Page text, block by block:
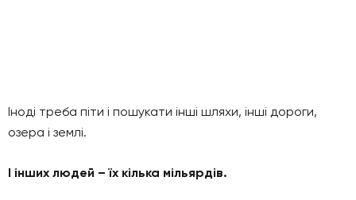
Іноді треба піти і пошукати інші шляхи, інші дороги,
озера і землі.
І інших людей – їх кілька мільярдів.